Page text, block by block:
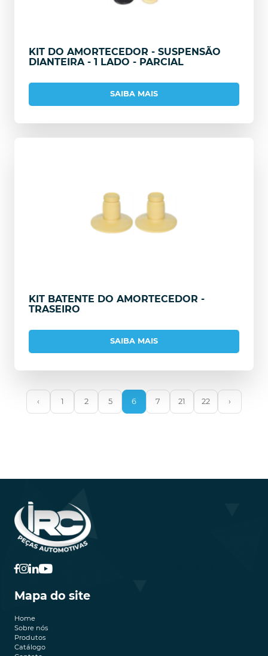
KIT DO AMORTECEDOR - SUSPENSÃO
DIANTEIRA - 1 LADO - PARCIAL
SAIBA MAIS
KIT BATENTE DO AMORTECEDOR -
TRASEIRO
SAIBA MAIS
‹ 1 2 5 6 7 21 22 ›
Mapa do site
Home
Sobre nós
Produtos
Catálogo